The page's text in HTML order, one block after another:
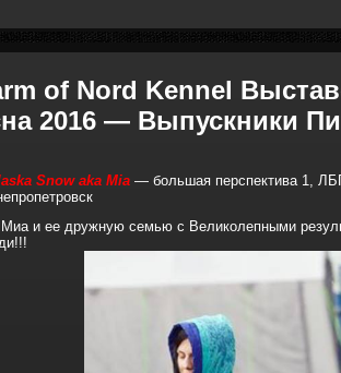
of Nord Kennel
2016 — Выпускники
Snow aka Mia — большая перспектива 1,
и ее дружную семью с Великолепными